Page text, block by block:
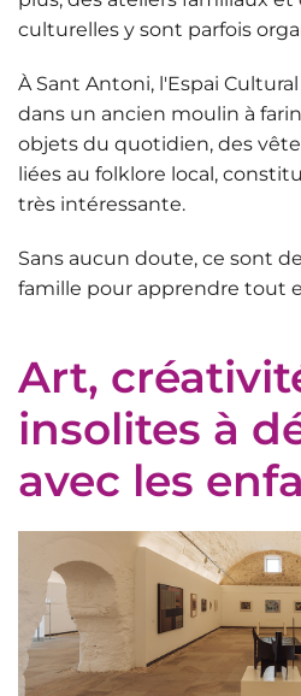
culturelles y sont parfois
À Sant Antoni, l'Espai
dans un ancien moulin à
objets du quotidien, des
liées au folklore local,
très intéressante.
Sans aucun doute, ce sont
famille pour apprendre tout
Art,
insolites à
avec les